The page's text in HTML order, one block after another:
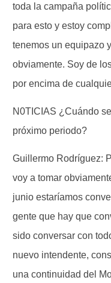
toda la campaña
para esto y estoy
tenemos un equipazo
obviamente. Soy de
por encima de
N0TICIAS ¿Cuándo
próximo periodo?
Guillermo Rodríguez:
voy a tomar
junio estaríamos
gente que hay que
sido conversar con
nuevo intendente,
una continuidad del